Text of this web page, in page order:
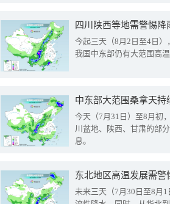
今起三天（8月2日至4日
我国中东部仍有大范围高
中东部大范围桑拿天
今天（7月31日）至8月初
川盆地、陕西、甘肃的部
息。
东北地区高温发展需
未来三天（7月30日至8月